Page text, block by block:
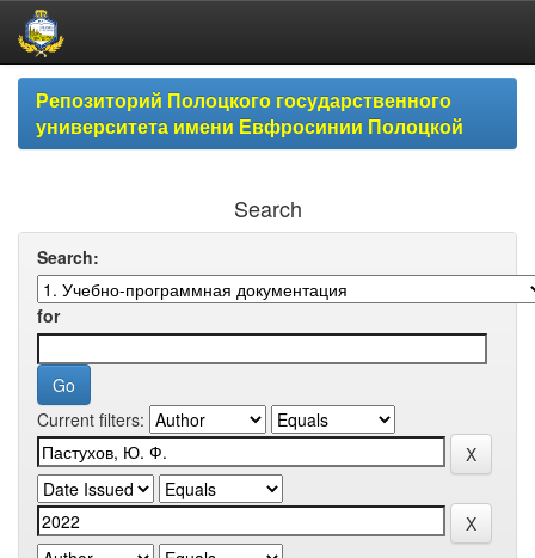
Skip
navigationРепозиторий Полоцкого государственного
университета имени Евфросинии Полоцкой
Search
Search:
for
Current filters: